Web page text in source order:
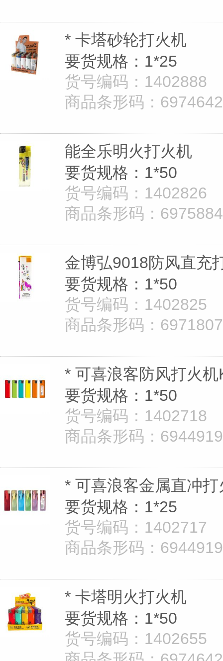
* 卡塔砂轮打火机
要货规格：1*25
货号编码：1402888
商品条形码：
能全乐明火打火机
要货规格：1*50
货号编码：1402826
商品条形码：
金博弘9018防风直充
要货规格：1*50
货号编码：1402825
商品条形码：
* 可喜浪客防风打火机
要货规格：1*50
货号编码：1402718
商品条形码：
* 可喜浪客金属直冲
要货规格：1*25
货号编码：1402717
商品条形码：
* 卡塔明火打火机
要货规格：1*50
货号编码：1402655